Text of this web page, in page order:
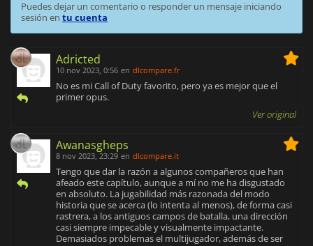
Puedes dejar un comentario o responder un mensaje iniciando
sesión en tu cuenta
Adricted
10 nov 2023, 0:56 en dlcompare.fr
No es mi Call of Duty favorito, pero ya es mejor que el
primer opus.
Ver original
Awanasgheps
8 nov 2023, 23:29 en dlcompare.it
Tengo que dar la razón a algunos compañeros que han
afeado este capítulo, aunque a mí no me ha disgustado
en absoluto. La jugabilidad más razonada del modo
historia que se acerca (lo intenta al menos), de forma casi
rastrera, a los antiguos campos de batalla, una dirección
casi siempre impecable y visualmente impactante.
Demasiados problemas el multijugador, además de ser